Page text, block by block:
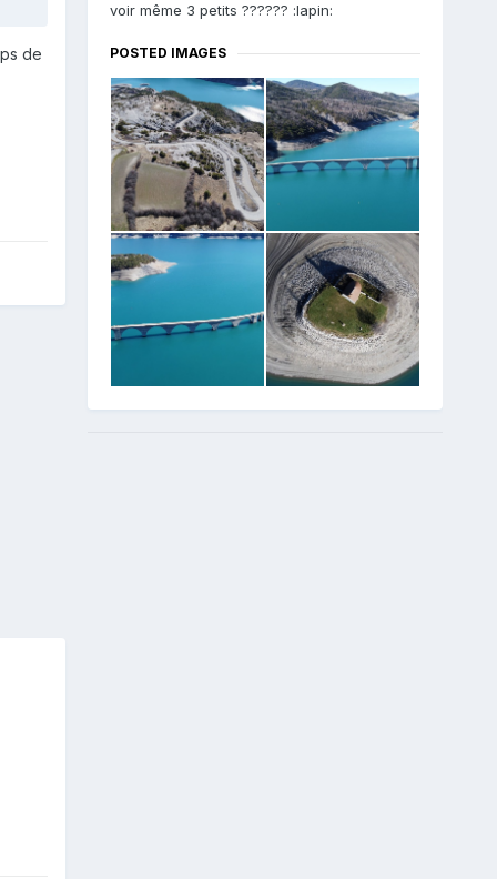
de
voir même 3 petits ?????? :lapin:
POSTED IMAGES